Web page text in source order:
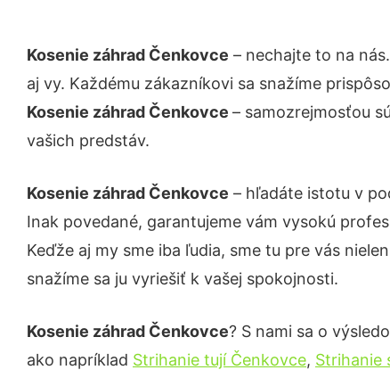
Kosenie záhrad Čenkovce – nechajte to na
aj vy. Každému zákazníkovi sa snažíme
Kosenie záhrad Čenkovce – samozrejmosťou
vašich predstáv.
Kosenie záhrad Čenkovce – hľadáte istotu v
Inak povedané, garantujeme vám vysokú
Keďže aj my sme iba ľudia, sme tu pre vás
snažíme sa ju vyriešiť k vašej spokojnosti.
Kosenie záhrad Čenkovce? S nami sa o
ako napríklad Strihanie tují Čenkovce, Strihanie